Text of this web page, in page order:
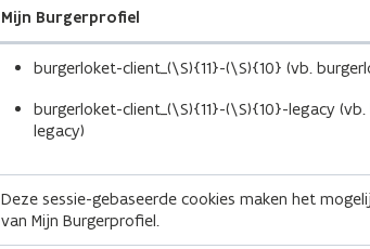
Mijn Burgerprofiel
burgerloket-client_(\S){11}-(\S){10} (vb.
burgerloket-client_(\S){11}-(\S){10}-legacy
legacy)
Deze sessie-gebaseerde cookies maken het
van Mijn Burgerprofiel.